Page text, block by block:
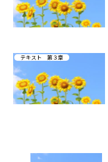
テキスト 第３章